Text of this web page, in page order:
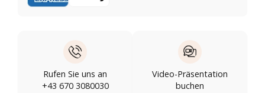
Rufen Sie uns an
+43 670 3080030
Video-Präsentation
buchen